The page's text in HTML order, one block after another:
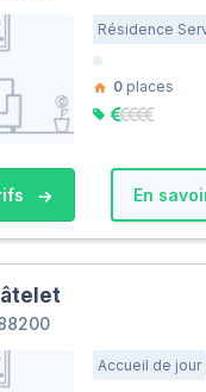
Résidence
0 places
En
Accueil de jour